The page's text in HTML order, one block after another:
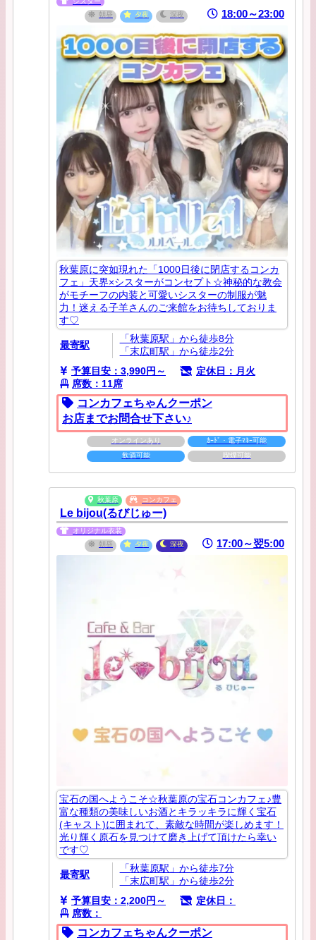
朝昼
夕夜 深夜 18:00～23:00
秋葉原に突如現れた「1000日後に閉店するコンカ
フェ」天界×シスターがコンセプト☆神秘的な教会
がモチーフの内装と可愛いシスターの制服が魅
力！迷える子羊さんのご来館をお待ちしておりま
す♡
最寄駅
「秋葉原駅」から徒歩8分
「末広町駅」から徒歩2分
予算目安：3,990円～
定休日：月火
席数：11席
コンカフェちゃんクーポン
お店までお問合せ下さい♪
オンラインあり
ｶｰﾄﾞ・電子ﾏﾈｰ可能
飲酒可能
喫煙可能
秋葉原 コンカフェ
Le bijou(るびじゅー)
オリジナル衣装
朝昼
夕夜 深夜 17:00～翌5:00
宝石の国へようこそ☆秋葉原の宝石コンカフェ♪豊
富な種類の美味しいお酒とキラッキラに輝く宝石
(キャスト)に囲まれて、素敵な時間が楽しめます！
光り輝く原石を見つけて磨き上げて頂けたら幸い
です♡
最寄駅
「秋葉原駅」から徒歩7分
「末広町駅」から徒歩2分
予算目安：2,200円～
定休日：
席数：
コンカフェちゃんクーポン